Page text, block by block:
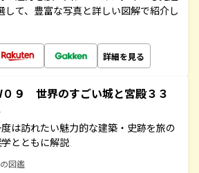
して、豊富な写真と詳しい図解で紹介し
詳細を見る
０９ 世界のすごい城と宮殿３３
は訪れたい魅力的な建築・史跡を旅の
とともに解説
図鑑